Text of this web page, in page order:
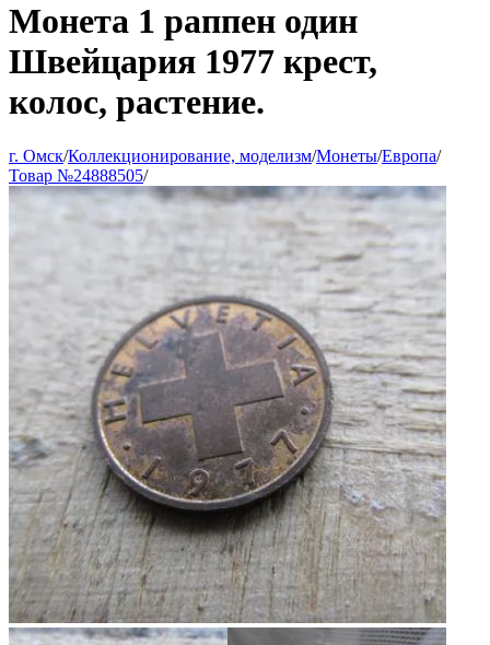
Монета 1 раппен один
Швейцария 1977 крест,
колос, растение.
г. Омск/Коллекционирование, моделизм/Монеты/Европа/
Товар №24888505/